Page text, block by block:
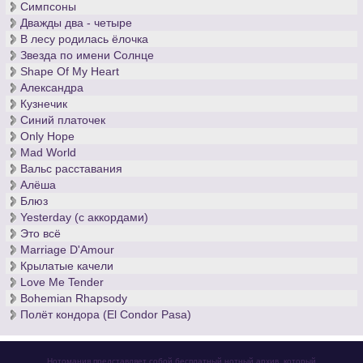
Симпсоны
Дважды два - четыре
В лесу родилась ёлочка
Звезда по имени Солнце
Shape Of My Heart
Александра
Кузнечик
Синий платочек
Only Hope
Mad World
Вальс расставания
Алёша
Блюз
Yesterday (с аккордами)
Это всё
Marriage D'Amour
Крылатые качели
Love Me Tender
Bohemian Rhapsody
Полёт кондора (El Condor Pasa)
Нотомания представляет собой бесплатный нотный архив, который